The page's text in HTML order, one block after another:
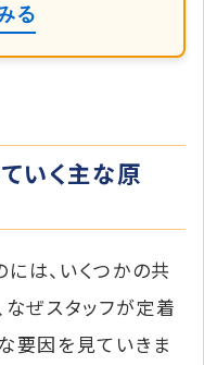
る
いく主な原
は、いくつかの共
なぜスタッフが定着
要因を見ていきま